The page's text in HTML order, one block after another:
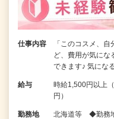
仕事内容
「このコスメ、
ど、費用が気に
できます♪ 気にな
給与
時給1,500円以上
円）
勤務地
北海道等 ◆勤務